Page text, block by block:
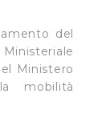
del
Ministero
mobilità